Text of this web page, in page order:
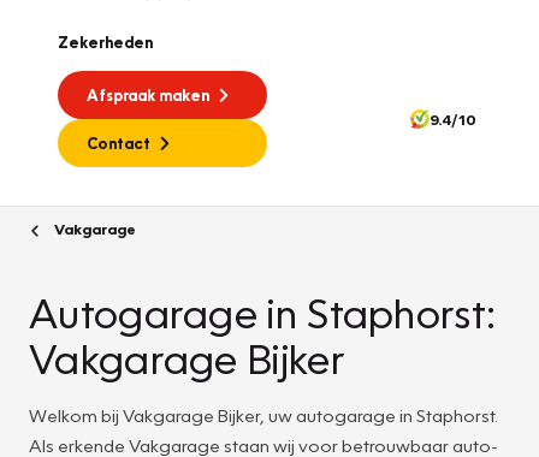
Zekerheden
Afspraak maken
Contact
9.4/10
Vakgarage
Autogarage in Staphorst:
Vakgarage Bijker
Welkom bij Vakgarage Bijker, uw autogarage in Staphorst.
Als erkende Vakgarage staan wij voor betrouwbaar auto-